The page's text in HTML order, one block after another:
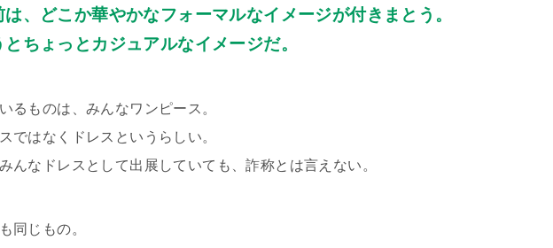
は、どこか華やかなフォーマルなイメージが付きまとう。
ちょっとカジュアルなイメージだ。
るものは、みんなワンピース。
ではなくドレスというらしい。
んなドレスとして出展していても、詐称とは言えない。
同じもの。